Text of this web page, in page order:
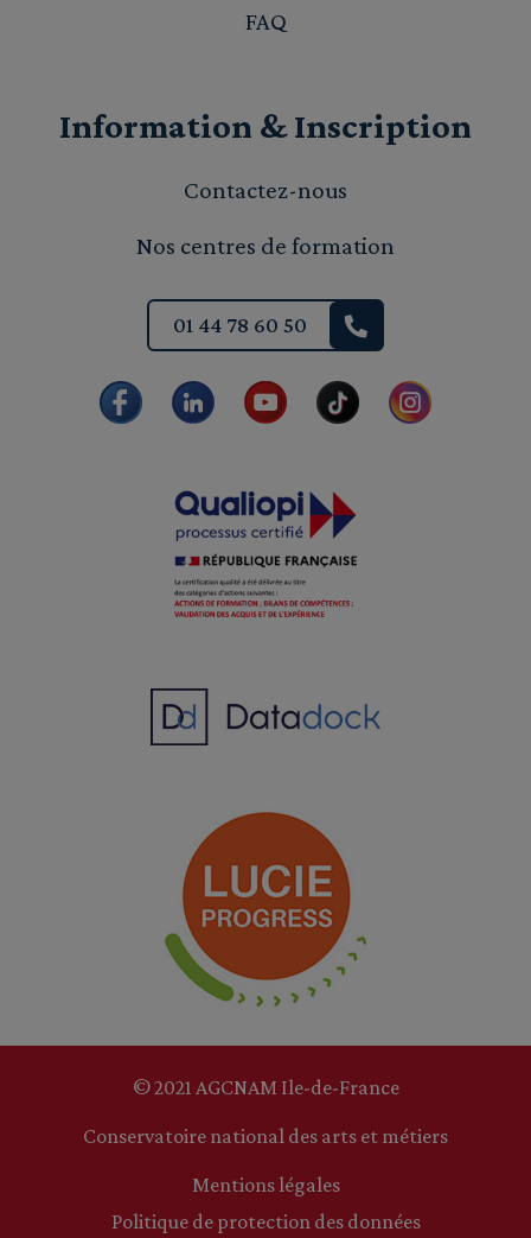
FAQ
Information & Inscription
Contactez-nous
Nos centres de formation
01 44 78 60 50
© 2021 AGCNAM Ile-de-France
Conservatoire national des arts et métiers
Mentions légales
Politique de protection des données